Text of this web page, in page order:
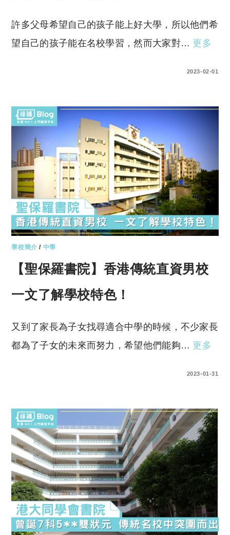
許多父母希望自己的孩子能上好大學，所以他們希
望自己的孩子能在名校學習，然而大家對… 更多
2023-02-01
學校簡介 / 中學
【聖保羅書院】香港傳統直資男校
一文了解學校特色！
又到了家長為子女找尋適合中學的時候，不少家長
都為了子女的未來而努力，希望他們能夠… 更多
2023-01-31